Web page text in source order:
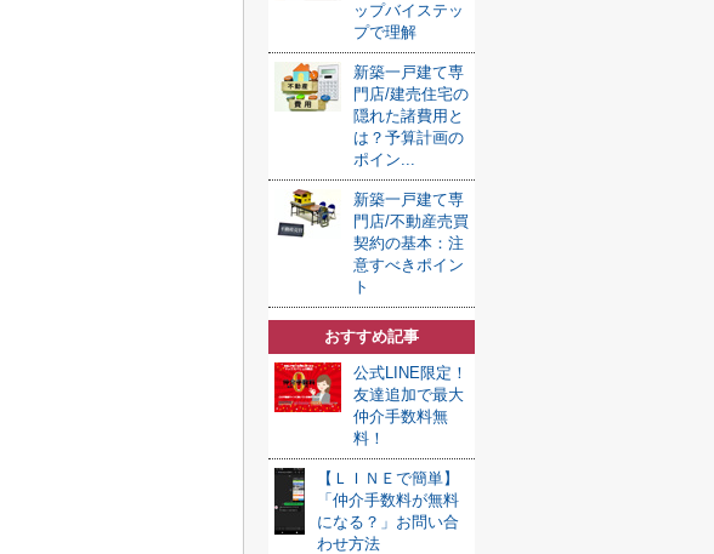
ップバイステッ
プで理解
新築一戸建て専
門店/建売住宅の
隠れた諸費用と
は？予算計画の
ポイン...
新築一戸建て専
門店/不動産売買
契約の基本：注
意すべきポイン
ト
おすすめ記事
公式LINE限定！
友達追加で最大
仲介手数料無
料！
【ＬＩＮＥで簡単】
「仲介手数料が無料
になる？」お問い合
わせ方法